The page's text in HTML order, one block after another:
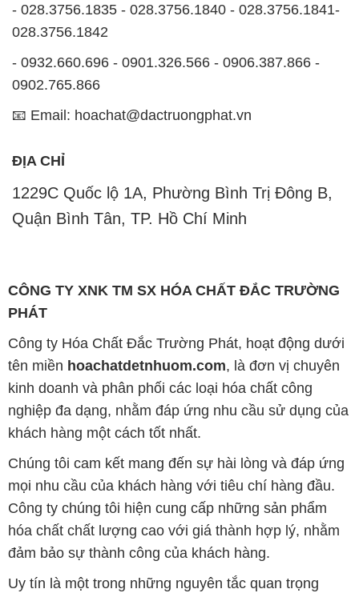
- 028.3756.1835 - 028.3756.1840 - 028.3756.1841-
028.3756.1842
- 0932.660.696 - 0901.326.566 - 0906.387.866 -
0902.765.866
📧 Email: hoachat@dactruongphat.vn
ĐỊA CHỈ
1229C Quốc lộ 1A, Phường Bình Trị Đông B,
Quận Bình Tân, TP. Hồ Chí Minh
CÔNG TY XNK TM SX HÓA CHẤT ĐẮC TRƯỜNG
PHÁT
Công ty Hóa Chất Đắc Trường Phát, hoạt động dưới
tên miền hoachatdetnhuom.com, là đơn vị chuyên
kinh doanh và phân phối các loại hóa chất công
nghiệp đa dạng, nhằm đáp ứng nhu cầu sử dụng của
khách hàng một cách tốt nhất.
Chúng tôi cam kết mang đến sự hài lòng và đáp ứng
mọi nhu cầu của khách hàng với tiêu chí hàng đầu.
Công ty chúng tôi hiện cung cấp những sản phẩm
hóa chất chất lượng cao với giá thành hợp lý, nhằm
đảm bảo sự thành công của khách hàng.
Uy tín là một trong những nguyên tắc quan trọng